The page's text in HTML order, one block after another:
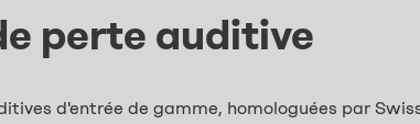
perte auditive
d'entrée de gamme, homologuées par